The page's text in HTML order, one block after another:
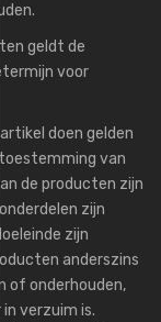
geldt de
voor
doen gelden
van
de producten zijn
zijn
zijn
anderszins
of onderhouden,
verzuim is.